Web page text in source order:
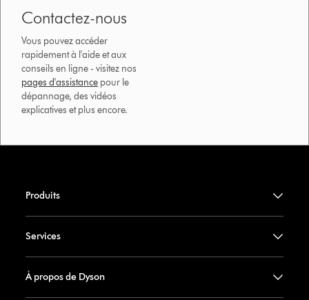
Contactez-nous
Vous pouvez accéder
rapidement à l'aide et aux
conseils en ligne - visitez nos
pages d'assistance pour le
dépannage, des vidéos
explicatives et plus encore.
Produits
Services
À propos de Dyson